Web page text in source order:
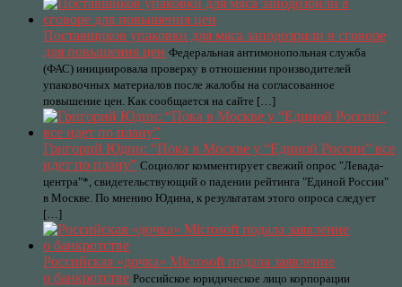
Поставщиков упаковки для мяса заподозрили в сговоре
для повышения цен Федеральная антимонопольная служба
(ФАС) инициировала проверку в отношении производителей
упаковочных материалов после жалобы на согласованное
повышение цен. Как сообщается на сайте […]
Григорий Юдин: “Пока в Москве у “Единой России” все
идет по плану” Социолог комментирует свежий опрос "Левада-
центра"*, свидетельствующий о падении рейтинга "Единой России"
в Москве. По мнению Юдина, к результатам этого опроса следует
[…]
Российская «дочка» Microsoft подала заявление
о банкротстве Российское юридическое лицо корпорации